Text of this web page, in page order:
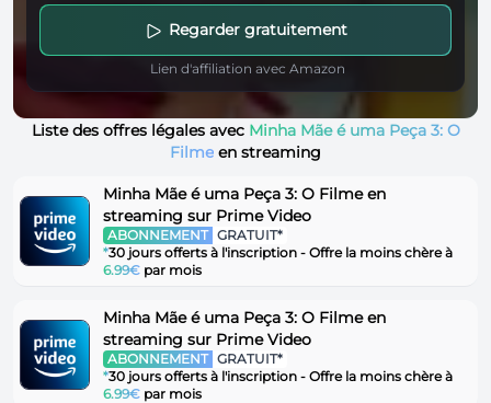
Regarder gratuitement
Lien d'affiliation avec Amazon
Liste des offres légales avec Minha Mãe é uma Peça 3: O
Filme en streaming
Minha Mãe é uma Peça 3: O Filme en
streaming sur Prime Video
ABONNEMENT GRATUIT*
*30 jours offerts à l'inscription - Offre la moins chère à
6.99€ par mois
Minha Mãe é uma Peça 3: O Filme en
streaming sur Prime Video
ABONNEMENT GRATUIT*
*30 jours offerts à l'inscription - Offre la moins chère à
6.99€ par mois